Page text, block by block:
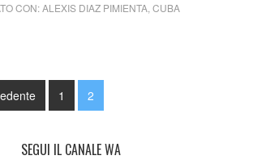
CON:ALEXIS DIAZ PIMIENTA, CUBA
1 2
SEGUI IL CANALE WA